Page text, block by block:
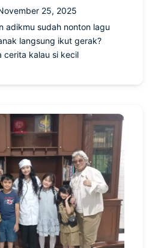
25, 2025
adikmu sudah nonton lagu
langsung ikut gerak?
cerita kalau si kecil